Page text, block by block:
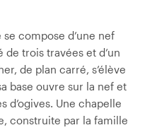
compose d’une nef
de trois travées et d’un
de plan carré, s’élève
base ouvre sur la nef et
d’ogives. Une chapelle
construite par la famille